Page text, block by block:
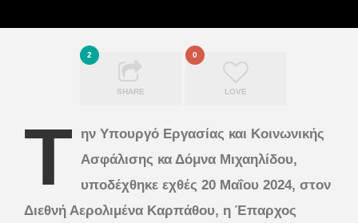
2
SHARE
0
LOVE
T
ην Υπουργό Εργασίας και Κοινωνικής
Ασφάλισης κα Δόμνα Μιχαηλίδου,
υποδέχθηκε εχθές 20 Μαΐου 2024, στον
Διεθνή Αερολιμένα Καρπάθου, η Έπαρχος